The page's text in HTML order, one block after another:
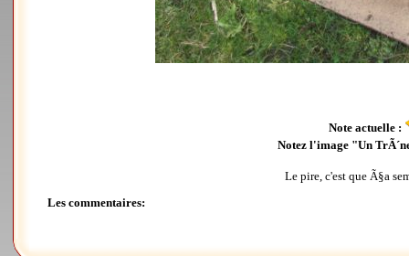
Note actuelle :
Notez l'image "Un
Le pire, c'est que Ã§a
Les commentaires: